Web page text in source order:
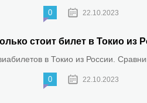
0 22.10.2023
стоит билет в Токио из
в Токио из России.
0 22.10.2023